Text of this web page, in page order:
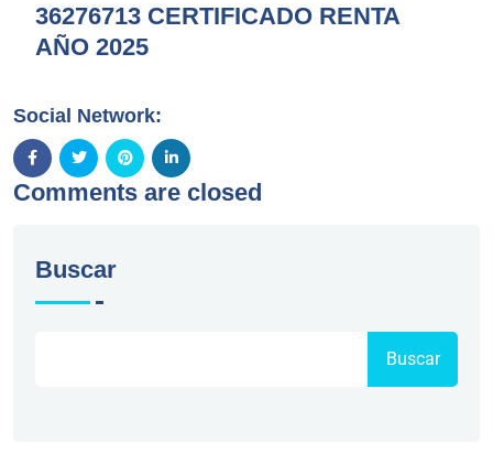
36276713 CERTIFICADO RENTA
AÑO 2025
Social Network:
Comments are closed
Buscar
Buscar